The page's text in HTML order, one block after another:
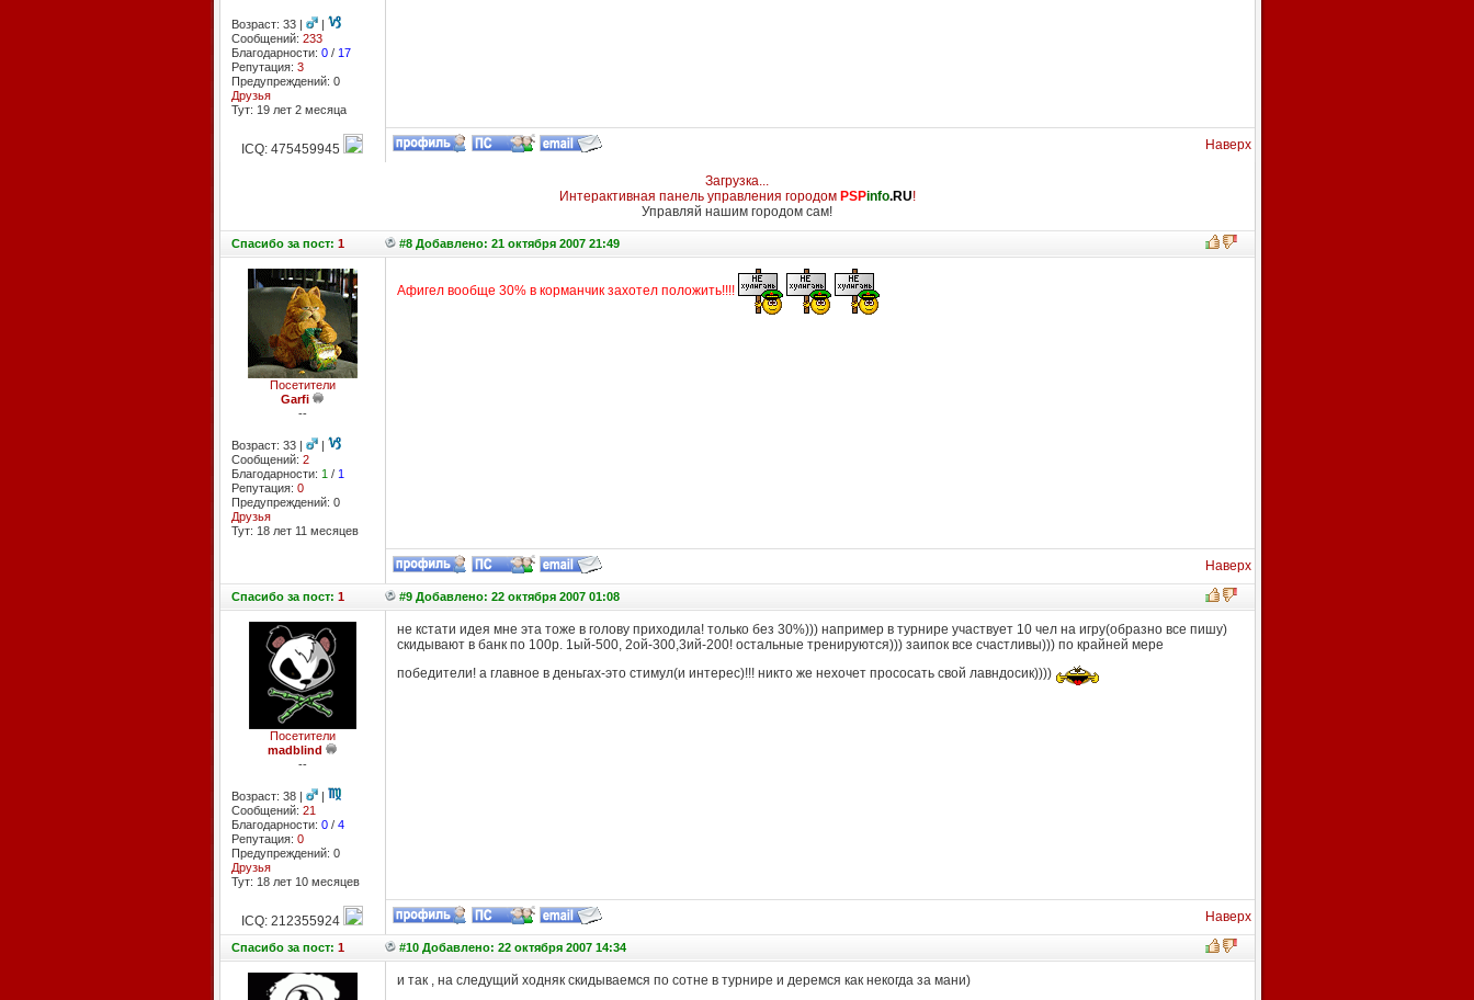
Возраст: 33 |
|
Сообщений: 233
Благодарности: 0/ 17
Репутация: 3
Предупреждений: 0
Друзья
Тут: 19 лет 2 месяцa
ICQ: 475459945 Наверх
Загрузка...
Интерактивная панель управления городом PSPinfo.RU!
Управляй нашим городом сам!
Спасибоза пост: 1 #8 Добавлено: 21 октября 2007 21:49
Посетители
Garfi
--
Возраст: 33 |
|
Сообщений: 2
Благодарности: 1 / 1
Репутация: 0
Предупреждений: 0
Друзья
Тут: 18 лет 11 месяцев
Афигел вообще 30% в корманчик захотел положить!!!!
Наверх
Спасибоза пост: 1 #9 Добавлено: 22 октября 2007 01:08
Посетители
madblind
--
Возраст: 38 |
|
Сообщений: 21
Благодарности: 0/ 4
Репутация: 0
Предупреждений: 0
Друзья
Тут: 18 лет 10 месяцев
не кстати идея мне эта тоже в голову приходила! только без 30%))) например в турнире участвует 10 чел на игру(образно все пишу)
скидывают в банк по 100р. 1ый-500, 2ой-300,3ий-200! остальные тренируются))) заипок все счастливы))) по крайней мере
победители! а главное в деньгах-это стимул(и интерес)!!! никто же нехочет прососать свой лавндосик))))
ICQ: 212355924 Наверх
Спасибоза пост: 1 #10 Добавлено: 22 октября 2007 14:34
и так , на следущий ходняк скидываемся по сотне в турнире и деремся как некогда за мани)